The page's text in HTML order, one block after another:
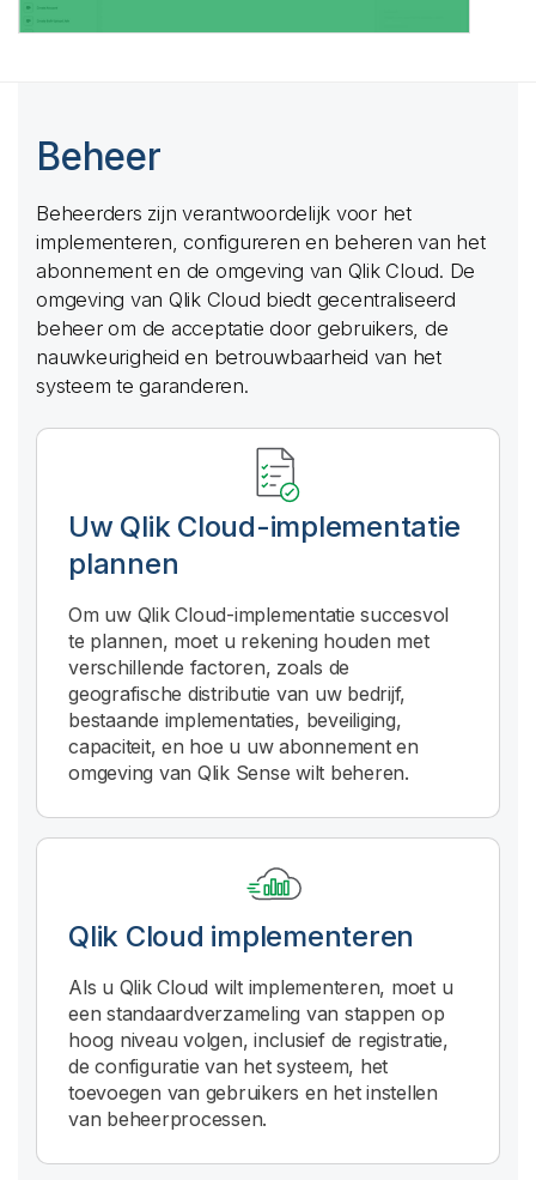
Beheer
Beheerders zijn verantwoordelijk voor het
implementeren, configureren en beheren van het
abonnement en de omgeving van Qlik Cloud. De
omgeving van Qlik Cloud biedt gecentraliseerd
beheer om de acceptatie door gebruikers, de
nauwkeurigheid en betrouwbaarheid van het
systeem te garanderen.
Uw Qlik Cloud-implementatie
plannen
Om uw Qlik Cloud-implementatie succesvol
te plannen, moet u rekening houden met
verschillende factoren, zoals de
geografische distributie van uw bedrijf,
bestaande implementaties, beveiliging,
capaciteit, en hoe u uw abonnement en
omgeving van Qlik Sense wilt beheren.
Qlik Cloud implementeren
Als u Qlik Cloud wilt implementeren, moet u
een standaardverzameling van stappen op
hoog niveau volgen, inclusief de registratie,
de configuratie van het systeem, het
toevoegen van gebruikers en het instellen
van beheerprocessen.